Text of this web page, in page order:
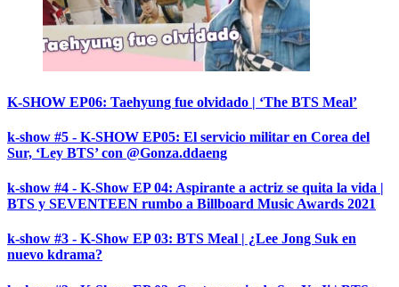
K-SHOW EP06: Taehyung fue olvidado | ‘The BTS Meal’
k-show #5 - K-SHOW EP05: El servicio militar en Corea del
Sur, ‘Ley BTS’ con @Gonza.ddaeng
k-show #4 - K-Show EP 04: Aspirante a actriz se quita la vida |
BTS y SEVENTEEN rumbo a Billboard Music Awards 2021
k-show #3 - K-Show EP 03: BTS Meal | ¿Lee Jong Suk en
nuevo kdrama?